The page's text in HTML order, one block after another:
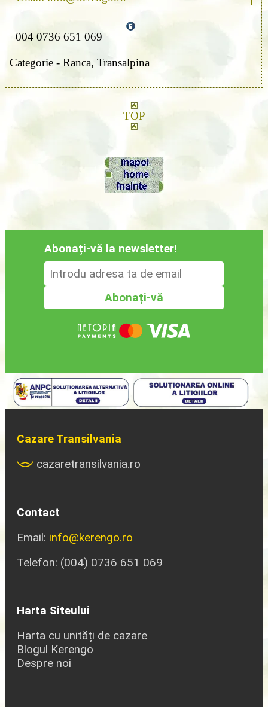
004 0736 651 069
Categorie - Ranca, Transalpina
TOP
Abonați-vă la newsletter!
Cazare Transilvania
cazaretransilvania.ro
Contact
Email: info@kerengo.ro
Telefon: (004) 0736 651 069
Harta Siteului
Harta cu unități de cazare
Blogul Kerengo
Despre noi